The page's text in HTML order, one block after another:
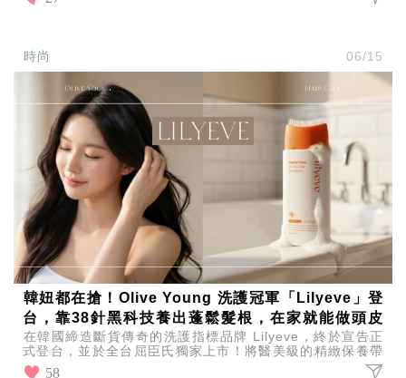
時尚 06/15
韓妞都在搶！Olive Young 洗護冠軍「Lilyeve」登
台，靠38針黑科技養出蓬鬆髮根，在家就能做頭皮
SPA！
在韓國締造斷貨傳奇的洗護指標品牌 Lilyeve，終於宣告正
式登台，並於全台屈臣氏獨家上市！將醫美級的精緻保養帶
入日常浴室，將為台灣消費者帶來史無前例的豐盈養髮
58